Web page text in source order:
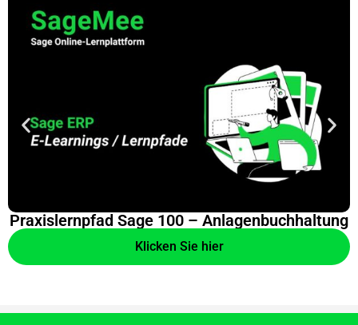
Praxislernpfad Sage 100 – Anlagenbuchhaltung
Klicken Sie hier